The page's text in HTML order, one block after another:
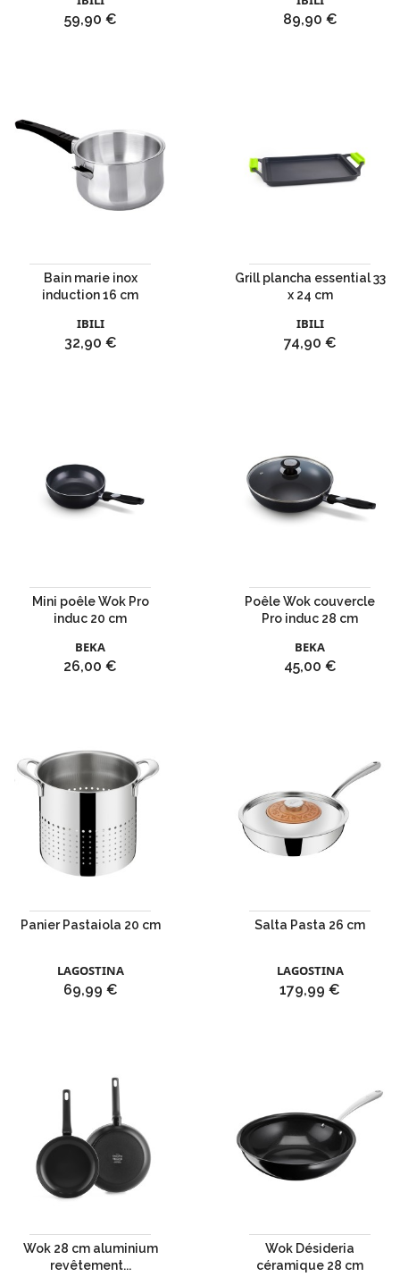
Prix
59,90 € Prix
89,90 €
Bain marie inox
induction 16 cm
IBILI
Prix
32,90 €
Grill plancha essential 33
x 24 cm
IBILI
Prix
74,90 €
Mini poêle Wok Pro
induc 20 cm
BEKA
Prix
26,00 €
Poêle Wok couvercle
Pro induc 28 cm
BEKA
Prix
45,00 €
Panier Pastaiola 20 cm
LAGOSTINA
Prix
69,99 €
Salta Pasta 26 cm
LAGOSTINA
Prix
179,99 €
Wok 28 cm aluminium
revêtement...
Wok Désideria
céramique 28 cm